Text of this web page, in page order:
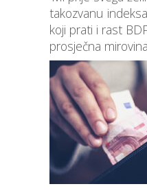
takozvanu
koji prati i rast
prosječna